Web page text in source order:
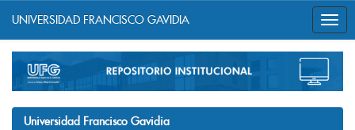
navigation
UNIVERSIDAD FRANCISCO GAVIDIA
Universidad Francisco Gavidia